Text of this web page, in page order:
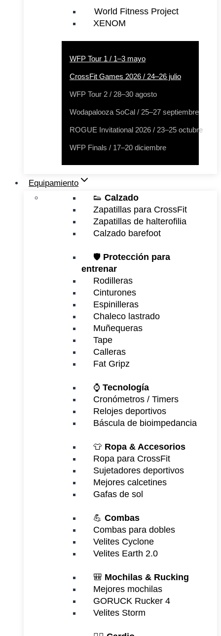
World Fitness Project
XENOM
WFP Tour 1 / 1–3 mayo
CrossFit Games 2026 / 24–26 julio
WFP Tour 2 / 28–30 agosto
Wodapalooza SoCal / 25–27 septiembre
ROGUE Invitational 2026 / 23–25 octubre
WFP Finals / 17–20 diciembre
Equipamiento
👟 Calzado
Zapatillas para CrossFit
Zapatillas de halterofilia
Calzado barefoot
🛡️ Protección para
entrenar
Rodilleras
Cinturones
Espinilleras
Chaleco lastrado
Muñequeras
Tape
Calleras
Fat Gripz
⌚ Tecnología
Cronómetros / Timers
Relojes deportivos
Báscula de bioimpedancia
👕 Ropa & Accesorios
Ropa para CrossFit
Sujetadores deportivos
Mejores calcetines
Gafas de sol
💪 Combas
Combas para dobles
Velites Cyclone
Velites Earth 2.0
🎒 Mochilas & Rucking
Mejores mochilas
GORUCK Rucker 4
Velites Storm